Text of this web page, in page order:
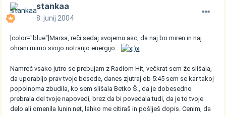
stankaa
8. junij 2004
[color="blue"]Marsa, reči sedaj svojemu asc, da naj bo miren in naj
ohrani mirno svojo notranjo energijo...
Namreč vsako jutro se prebujam z Radiom Hit, večkrat sem že slišala,
da uporabijo prav tvoje besede, danes zjutraj ob 5:45 sem se kar takoj
popolnoma zbudila, ko sem slišala Betko Š., da je dobesedno
prebrala del tvoje napovedi, brez da bi povedala tudi, da je to tvoje
delo ali omenila lunin.net, lahko me citiraš in pošlješ dopis. Cenim, da